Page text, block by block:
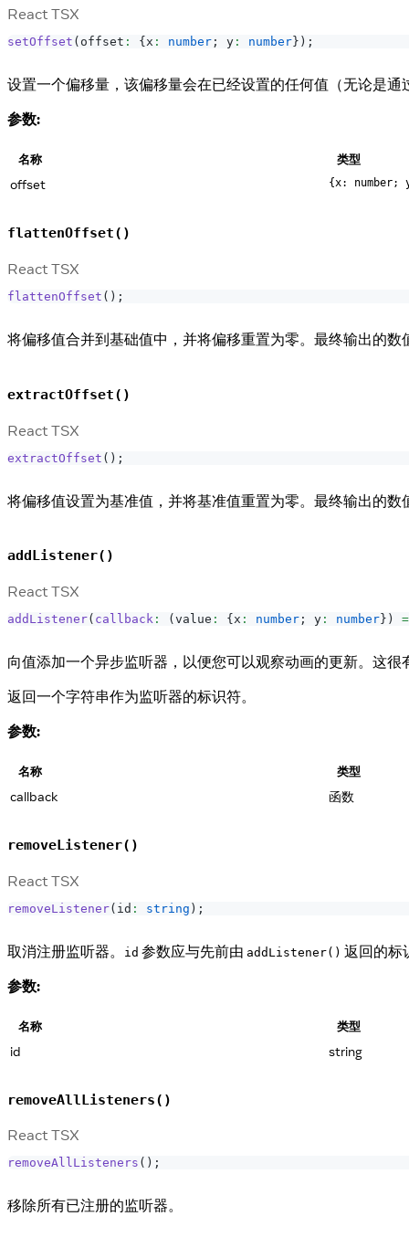
React TSX
setOffset ( offset : { x : number ; y : number } ) ;
设置一个偏移量，该偏移量会在已经设置的任何值（无论是通
参数:
名称 类型
offset {x: number;
flattenOffset()
React TSX
flattenOffset ( ) ;
将偏移值合并到基础值中，并将偏移重置为零。最终输出的数
extractOffset()
React TSX
extractOffset ( ) ;
将偏移值设置为基准值，并将基准值重置为零。最终输出的数
addListener()
React TSX
addListener( callback : ( value : { x : number ; y : number } )
向值添加一个异步监听器，以便您可以观察动画的更新。这
返回一个字符串作为监听器的标识符。
参数:
名称 类型
callback 函数
removeListener()
React TSX
removeListener( id : string ) ;
取消注册监听器。 id 参数应与先前由 addListener() 返回的标
参数:
名称 类型
id string
removeAllListeners()
React TSX
removeAllListeners ( ) ;
移除所有已注册的监听器。